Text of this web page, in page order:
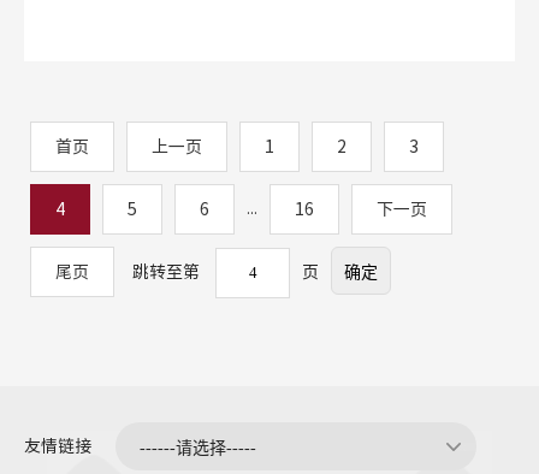
首页 上一页 1 2 3
4 5 6 16 下一页
尾页 跳转至第 页
友情链接